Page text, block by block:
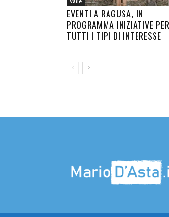
Varie
EVENTI A RAGUSA, IN
PROGRAMMA INIZIATIVE PER
TUTTI I TIPI DI INTERESSE